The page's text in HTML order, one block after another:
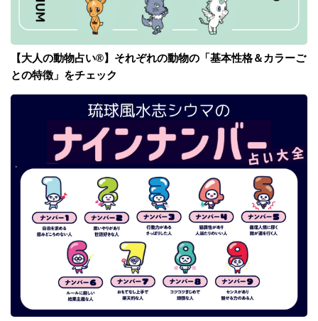
【大人の動物占い®】それぞれの動物の「基本性格＆カラーご
との特徴」をチェック